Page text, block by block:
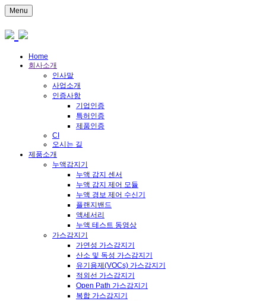
Menu
Home
회사소개
인사말
사업소개
인증사항
기업인증
특허인증
제품인증
CI
오시는 길
제품소개
누액감지기
누액 감지 센서
누액 감지 제어 모듈
누액 경보 제어 수신기
플랜지밴드
액세서리
누액 테스트 동영상
가스감지기
가연성 가스감지기
산소 및 독성 가스감지기
유기용제(VOCs) 가스감지기
적외선 가스감지기
Open Path 가스감지기
복합 가스감지기